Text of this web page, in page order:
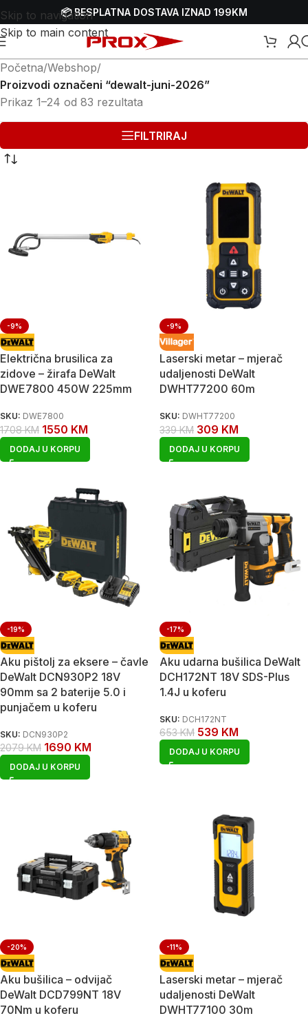
Skip to navigation
Skip to main content
📦 BESPLATNA DOSTAVA IZNAD 199KM
Početna/Webshop/
Proizvodi označeni “dewalt-juni-2026”
Prikaz 1–24 od 83 rezultata
FILTRIRAJ
-9%
Električna brusilica za
zidove – žirafa DeWalt
DWE7800 450W 225mm
SKU: DWE7800
1708KM 1550 KM
DODAJ U KORPU
-9%
Laserski metar – mjerač
udaljenosti DeWalt
DWHT77200 60m
SKU: DWHT77200
339KM 309 KM
DODAJ U KORPU
-19%
Aku pištolj za eksere – čavle
DeWalt DCN930P2 18V
90mm sa 2 baterije 5.0 i
punjačem u koferu
SKU: DCN930P2
2079KM 1690 KM
DODAJ U KORPU
-17%
Aku udarna bušilica DeWalt
DCH172NT 18V SDS-Plus
1.4J u koferu
SKU: DCH172NT
653KM 539 KM
DODAJ U KORPU
-20%
Aku bušilica – odvijač
DeWalt DCD799NT 18V
70Nm u koferu
-11%
Laserski metar – mjerač
udaljenosti DeWalt
DWHT77100 30m